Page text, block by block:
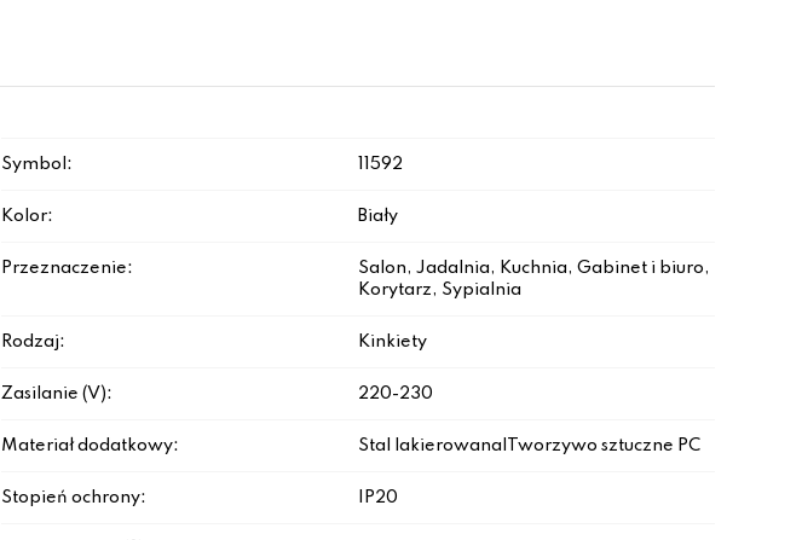
Symbol: 11592
Kolor: Biały
Przeznaczenie:
Salon, Jadalnia, Kuchnia, Gabinet i biuro,
Korytarz, Sypialnia
Rodzaj: Kinkiety
Zasilanie (V): 220-230
Materiał dodatkowy: Stal lakierowana|Tworzywo sztuczne PC
Stopień ochrony: IP20